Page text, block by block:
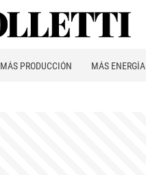
MÁS PRODUCCIÓN MÁS ENERGÍA